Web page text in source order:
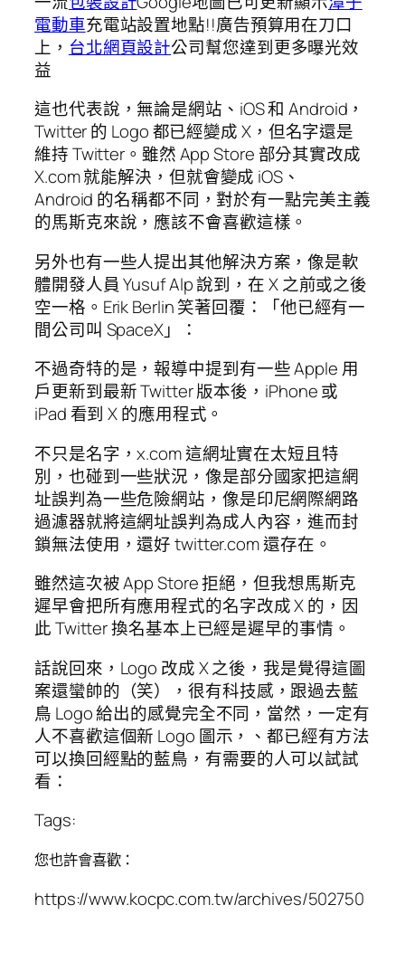
電動車充電站設置地點!!廣告預算用在刀口
上， 台北網頁設計公司幫您達到更多曝光效
益
這也代表說，無論是網站、iOS 和 Android，
Twitter 的 Logo 都已經變成 X，但名字還是
維持 Twitter。雖然 App Store 部分其實改成
X.com 就能解決，但就會變成 iOS、
Android 的名稱都不同，對於有一點完美主義
的馬斯克來說，應該不會喜歡這樣。
另外也有一些人提出其他解決方案，像是軟
體開發人員 Yusuf Alp 說到，在 X 之前或之後
空一格。Erik Berlin 笑著回覆：「他已經有一
間公司叫 SpaceX」：
不過奇特的是，報導中提到有一些 Apple 用
戶更新到最新 Twitter 版本後，iPhone 或
iPad 看到 X 的應用程式。
不只是名字，x.com 這網址實在太短且特
別，也碰到一些狀況，像是部分國家把這網
址誤判為一些危險網站，像是印尼網際網路
過濾器就將這網址誤判為成人內容，進而封
鎖無法使用，還好 twitter.com 還存在。
雖然這次被 App Store 拒絕，但我想馬斯克
遲早會把所有應用程式的名字改成 X 的，因
此 Twitter 換名基本上已經是遲早的事情。
話說回來，Logo 改成 X 之後，我是覺得這圖
案還蠻帥的（笑），很有科技感，跟過去藍
鳥 Logo 給出的感覺完全不同，當然，一定有
人不喜歡這個新 Logo 圖示，、都已經有方法
可以換回經點的藍鳥，有需要的人可以試試
看：
Tags:
您也許會喜歡：
https://www.kocpc.com.tw/archives/502750